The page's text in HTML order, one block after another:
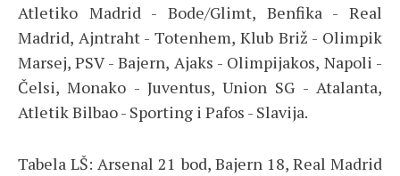
Atletiko Madrid - Bode/Glimt, Benfika - Real
Madrid, Ajntraht - Totenhem, Klub Briž - Olimpik
Marsej, PSV - Bajern, Ajaks - Olimpijakos, Napoli -
Čelsi, Monako - Juventus, Union SG - Atalanta,
Atletik Bilbao - Sporting i Pafos - Slavija.
Tabela LŠ: Arsenal 21 bod, Bajern 18, Real Madrid